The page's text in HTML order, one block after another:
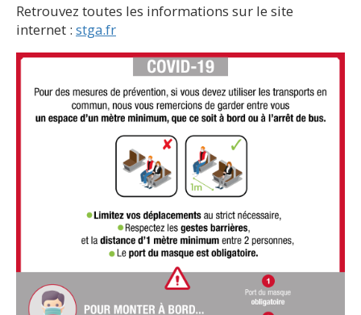
Retrouvez toutes les informations sur le site
internet : stga.fr